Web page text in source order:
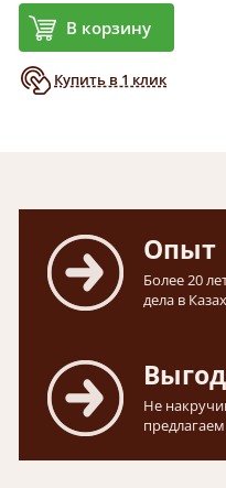
В корзину
Купить в 1 клик
Опыт
Более 20
дела в
Не